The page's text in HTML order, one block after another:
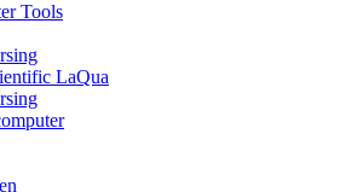
Tools
LaQua